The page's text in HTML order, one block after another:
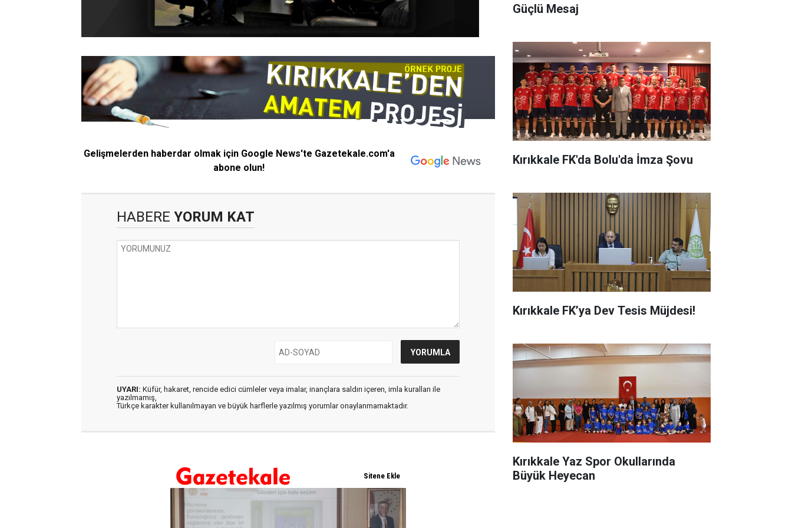
Gelişmelerden haberdar olmak için Google News'te Gazetekale.com'a
abone olun!
HABERE YORUM KAT
UYARI: Küfür, hakaret, rencide edici cümleler veya imalar, inançlara saldırı içeren, imla kuralları ile
yazılmamış,
Türkçe karakter kullanılmayan ve büyük harflerle yazılmış yorumlar onaylanmamaktadır.
Güçlü Mesaj
Kırıkkale FK'da Bolu'da İmza Şovu
Kırıkkale FK’ya Dev Tesis Müjdesi!
Kırıkkale Yaz Spor Okullarında
Büyük Heyecan